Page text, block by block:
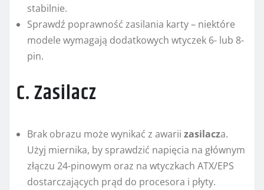
stabilnie.
Sprawdź poprawność zasilania karty – niektóre
modele wymagają dodatkowych wtyczek 6- lub 8-
pin.
C. Zasilacz
Brak obrazu może wynikać z awarii zasilacza.
Użyj miernika, by sprawdzić napięcia na głównym
złączu 24-pinowym oraz na wtyczkach ATX/EPS
dostarczających prąd do procesora i płyty.